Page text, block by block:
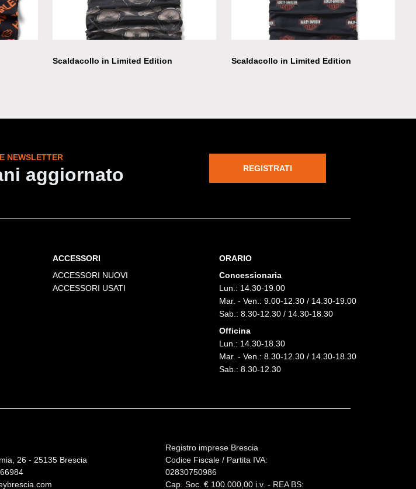
Scaldacollo in Limited Edition Scaldacollo in Limited Edition
NEWSLETTER
aggiornato REGISTRATI
ACCESSORI
ACCESSORI NUOVI
ACCESSORI USATI
ORARIO
Concessionaria
Lun.: 14.30-19.00
Mar. - Ven.: 9.00-12.30 / 14.30-19.00
Sab.: 8.30-12.30 / 14.30-18.30
Officina
Lun.: 14.30-18.30
Mar. - Ven.: 8.30-12.30 / 14.30-18.30
Sab.: 8.30-12.30
26 - 25135 Brescia
Registro imprese Brescia
Codice Fiscale / Partita IVA:
02830750986
Cap. Soc. € 100.000,00 i.v. - REA BS: